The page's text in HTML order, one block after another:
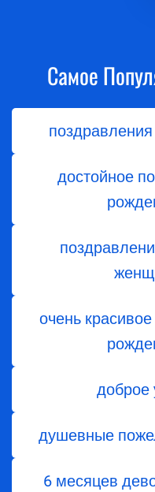
Самое
достойное
очень
доброе
душевные
6 месяцев